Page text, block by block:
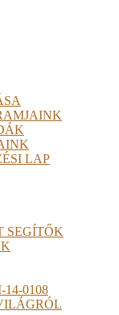
LAP
SEGÍTŐK
0108